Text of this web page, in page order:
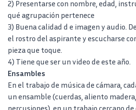
2) Presentarse con nombre, edad,
qué agrupación pertenece
3) Buena calidad d e imagen y audio.
el rostro del aspirante y escucharse
pieza que toque.
4) Tiene que ser un video de este año.
Ensambles
En el trabajo de música de cámara,
un ensamble (cuerdas, aliento